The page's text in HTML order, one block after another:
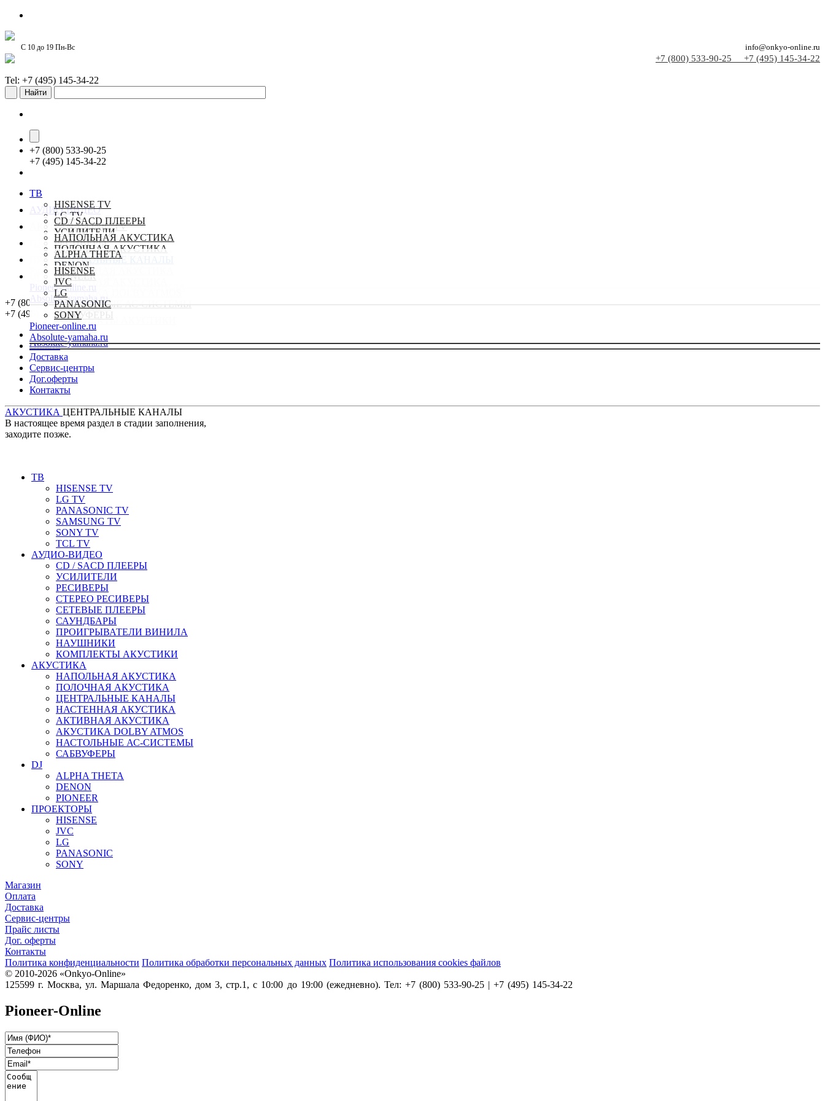
С 10 до 19 Пн-Вс info@onkyo-online.ru
+7 (800) 533-90-25 +7 (495) 145-34-22
Tel: +7 (495) 145-34-22
+7 (800) 533-90-25
+7 (495) 145-34-22
ТВ
HISENSE TV
LG TV
PANASONIC TV
SAMSUNG TV
SONY TV
TCL TV
Pioneer-online.ru
Absolute-yamaha.ru
АУДИО-ВИДЕО
CD / SACD ПЛЕЕРЫ
УСИЛИТЕЛИ
РЕСИВЕРЫ
СТЕРЕО РЕСИВЕРЫ
СЕТЕВЫЕ ПЛЕЕРЫ
САУНДБАРЫ
ПРОИГРЫВАТЕЛИ ВИНИЛА
НАУШНИКИ
Комплекты
КОМПЛЕКТЫ АКУСТИКИ
Pioneer-online.ru
Absolute-yamaha.ru
АКУСТИКА
НАПОЛЬНАЯ АКУСТИКА
ПОЛОЧНАЯ АКУСТИКА
ЦЕНТРАЛЬНЫЕ КАНАЛЫ
НАСТЕННАЯ АКУСТИКА
АКТИВНАЯ АКУСТИКА
АКУСТИКА DOLBY ATMOS
НАСТОЛЬНЫЕ АС-СИСТЕМЫ
САБВУФЕРЫ
Pioneer-online.ru
Absolute-yamaha.ru
ALPHA THETA
DENON
PIONEER
Pioneer-online.ru
Absolute-yamaha.ru
ПРОЕКТОРЫ
HISENSE
JVC
LG
PANASONIC
SONY
Pioneer-online.ru
Absolute-yamaha.ru
ПОДДЕРЖКА
+7 (800) 533-90-25
+7 (495) 145-34-22
Магазин
Оплата
Доставка
Сервис-центры
Дог.оферты
Контакты
АКУСТИКА ЦЕНТРАЛЬНЫЕ КАНАЛЫ
В настоящее время раздел в стадии заполнения,
заходите позже.
ТВ
HISENSE TV
LG TV
PANASONIC TV
SAMSUNG TV
SONY TV
TCL TV
АУДИО-ВИДЕО
CD / SACD ПЛЕЕРЫ
УСИЛИТЕЛИ
РЕСИВЕРЫ
СТЕРЕО РЕСИВЕРЫ
СЕТЕВЫЕ ПЛЕЕРЫ
САУНДБАРЫ
ПРОИГРЫВАТЕЛИ ВИНИЛА
НАУШНИКИ
КОМПЛЕКТЫ АКУСТИКИ
АКУСТИКА
НАПОЛЬНАЯ АКУСТИКА
ПОЛОЧНАЯ АКУСТИКА
ЦЕНТРАЛЬНЫЕ КАНАЛЫ
НАСТЕННАЯ АКУСТИКА
АКТИВНАЯ АКУСТИКА
АКУСТИКА DOLBY ATMOS
НАСТОЛЬНЫЕ АС-СИСТЕМЫ
САБВУФЕРЫ
DJ
ALPHA THETA
DENON
PIONEER
ПРОЕКТОРЫ
HISENSE
JVC
LG
PANASONIC
SONY
Магазин
Оплата
Доставка
Сервис-центры
Прайс листы
Дог. оферты
Контакты
Политика конфиденциальности Политика обработки персональных данных Политика использования cookies файлов
© 2010-2026 «Onkyo-Online»
125599 г. Москва, ул. Маршала Федоренко, дом 3, стр.1, с 10:00 до 19:00 (ежедневно). Тел: +7 (800) 533-90-25 | +7 (495) 145-34-22
Pioneer-Online